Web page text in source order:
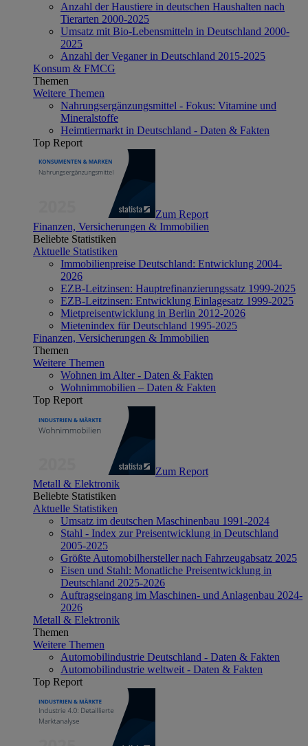
Anzahl der Haustiere in deutschen Haushalten nach
Tierarten 2000-2025
Umsatz mit Bio-Lebensmitteln in Deutschland 2000-
2025
Anzahl der Veganer in Deutschland 2015-2025
Konsum & FMCG
Themen
Weitere Themen
Nahrungsergänzungsmittel - Fokus: Vitamine und
Mineralstoffe
Heimtiermarkt in Deutschland - Daten & Fakten
Top Report
Zum Report
Finanzen, Versicherungen & Immobilien
Beliebte Statistiken
Aktuelle Statistiken
Immobilienpreise Deutschland: Entwicklung 2004-
2026
EZB-Leitzinsen: Hauptrefinanzierungssatz 1999-2025
EZB-Leitzinsen: Entwicklung Einlagesatz 1999-2025
Mietpreisentwicklung in Berlin 2012-2026
Mietenindex für Deutschland 1995-2025
Finanzen, Versicherungen & Immobilien
Themen
Weitere Themen
Wohnen im Alter - Daten & Fakten
Wohnimmobilien – Daten & Fakten
Top Report
Zum Report
Metall & Elektronik
Beliebte Statistiken
Aktuelle Statistiken
Umsatz im deutschen Maschinenbau 1991-2024
Stahl - Index zur Preisentwicklung in Deutschland
2005-2025
Größte Automobilhersteller nach Fahrzeugabsatz 2025
Eisen und Stahl: Monatliche Preisentwicklung in
Deutschland 2025-2026
Auftragseingang im Maschinen- und Anlagenbau 2024-
2026
Metall & Elektronik
Themen
Weitere Themen
Automobilindustrie Deutschland - Daten & Fakten
Automobilindustrie weltweit - Daten & Fakten
Top Report